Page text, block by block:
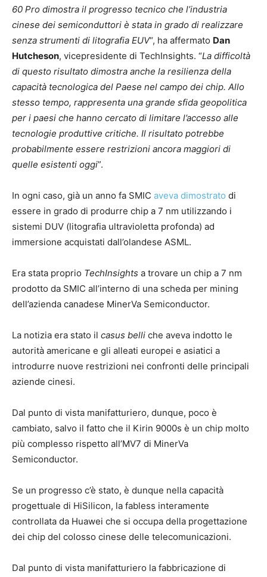
60 Pro dimostra il progresso tecnico che l’industria
cinese dei semiconduttori è stata in grado di realizzare
senza strumenti di litografia EUV“, ha affermato Dan
Hutcheson, vicepresidente di TechInsights. “La difficoltà
di questo risultato dimostra anche la resilienza della
capacità tecnologica del Paese nel campo dei chip. Allo
stesso tempo, rappresenta una grande sfida geopolitica
per i paesi che hanno cercato di limitare l’accesso alle
tecnologie produttive critiche. Il risultato potrebbe
probabilmente essere restrizioni ancora maggiori di
quelle esistenti oggi”.
In ogni caso, già un anno fa SMIC aveva dimostrato di
essere in grado di produrre chip a 7 nm utilizzando i
sistemi DUV (litografia ultravioletta profonda) ad
immersione acquistati dall’olandese ASML.
Era stata proprio TechInsights a trovare un chip a 7 nm
prodotto da SMIC all’interno di una scheda per mining
dell’azienda canadese MinerVa Semiconductor.
La notizia era stato il casus belli che aveva indotto le
autorità americane e gli alleati europei e asiatici a
introdurre nuove restrizioni nei confronti delle principali
aziende cinesi.
Dal punto di vista manifatturiero, dunque, poco è
cambiato, salvo il fatto che il Kirin 9000s è un chip molto
più complesso rispetto all’MV7 di MinerVa
Semiconductor.
Se un progresso c’è stato, è dunque nella capacità
progettuale di HiSilicon, la fabless interamente
controllata da Huawei che si occupa della progettazione
dei chip del colosso cinese delle telecomunicazioni.
Dal punto di vista manifatturiero la fabbricazione di